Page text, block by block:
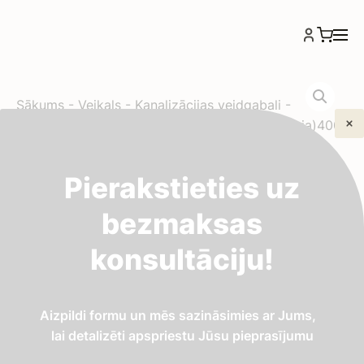
Sākums-Veikals-Kanalizācijas veidgabali -
Kanalizācijas skatakas pamatne (3+1 vistas kaja)400
Kanalizācijas skatakas
pamatne (3+1 vistas
kaja)400 110
40,23€
Pierakstieties uz
bezmaksas
konsultāciju!
Aizpildi formu un mēs sazināsimies ar Jums,
lai detalizēti apspriestu Jūsu pieprasījumu